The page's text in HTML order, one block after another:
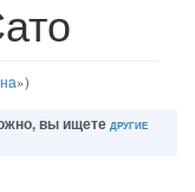
»)
вы ищетедругие